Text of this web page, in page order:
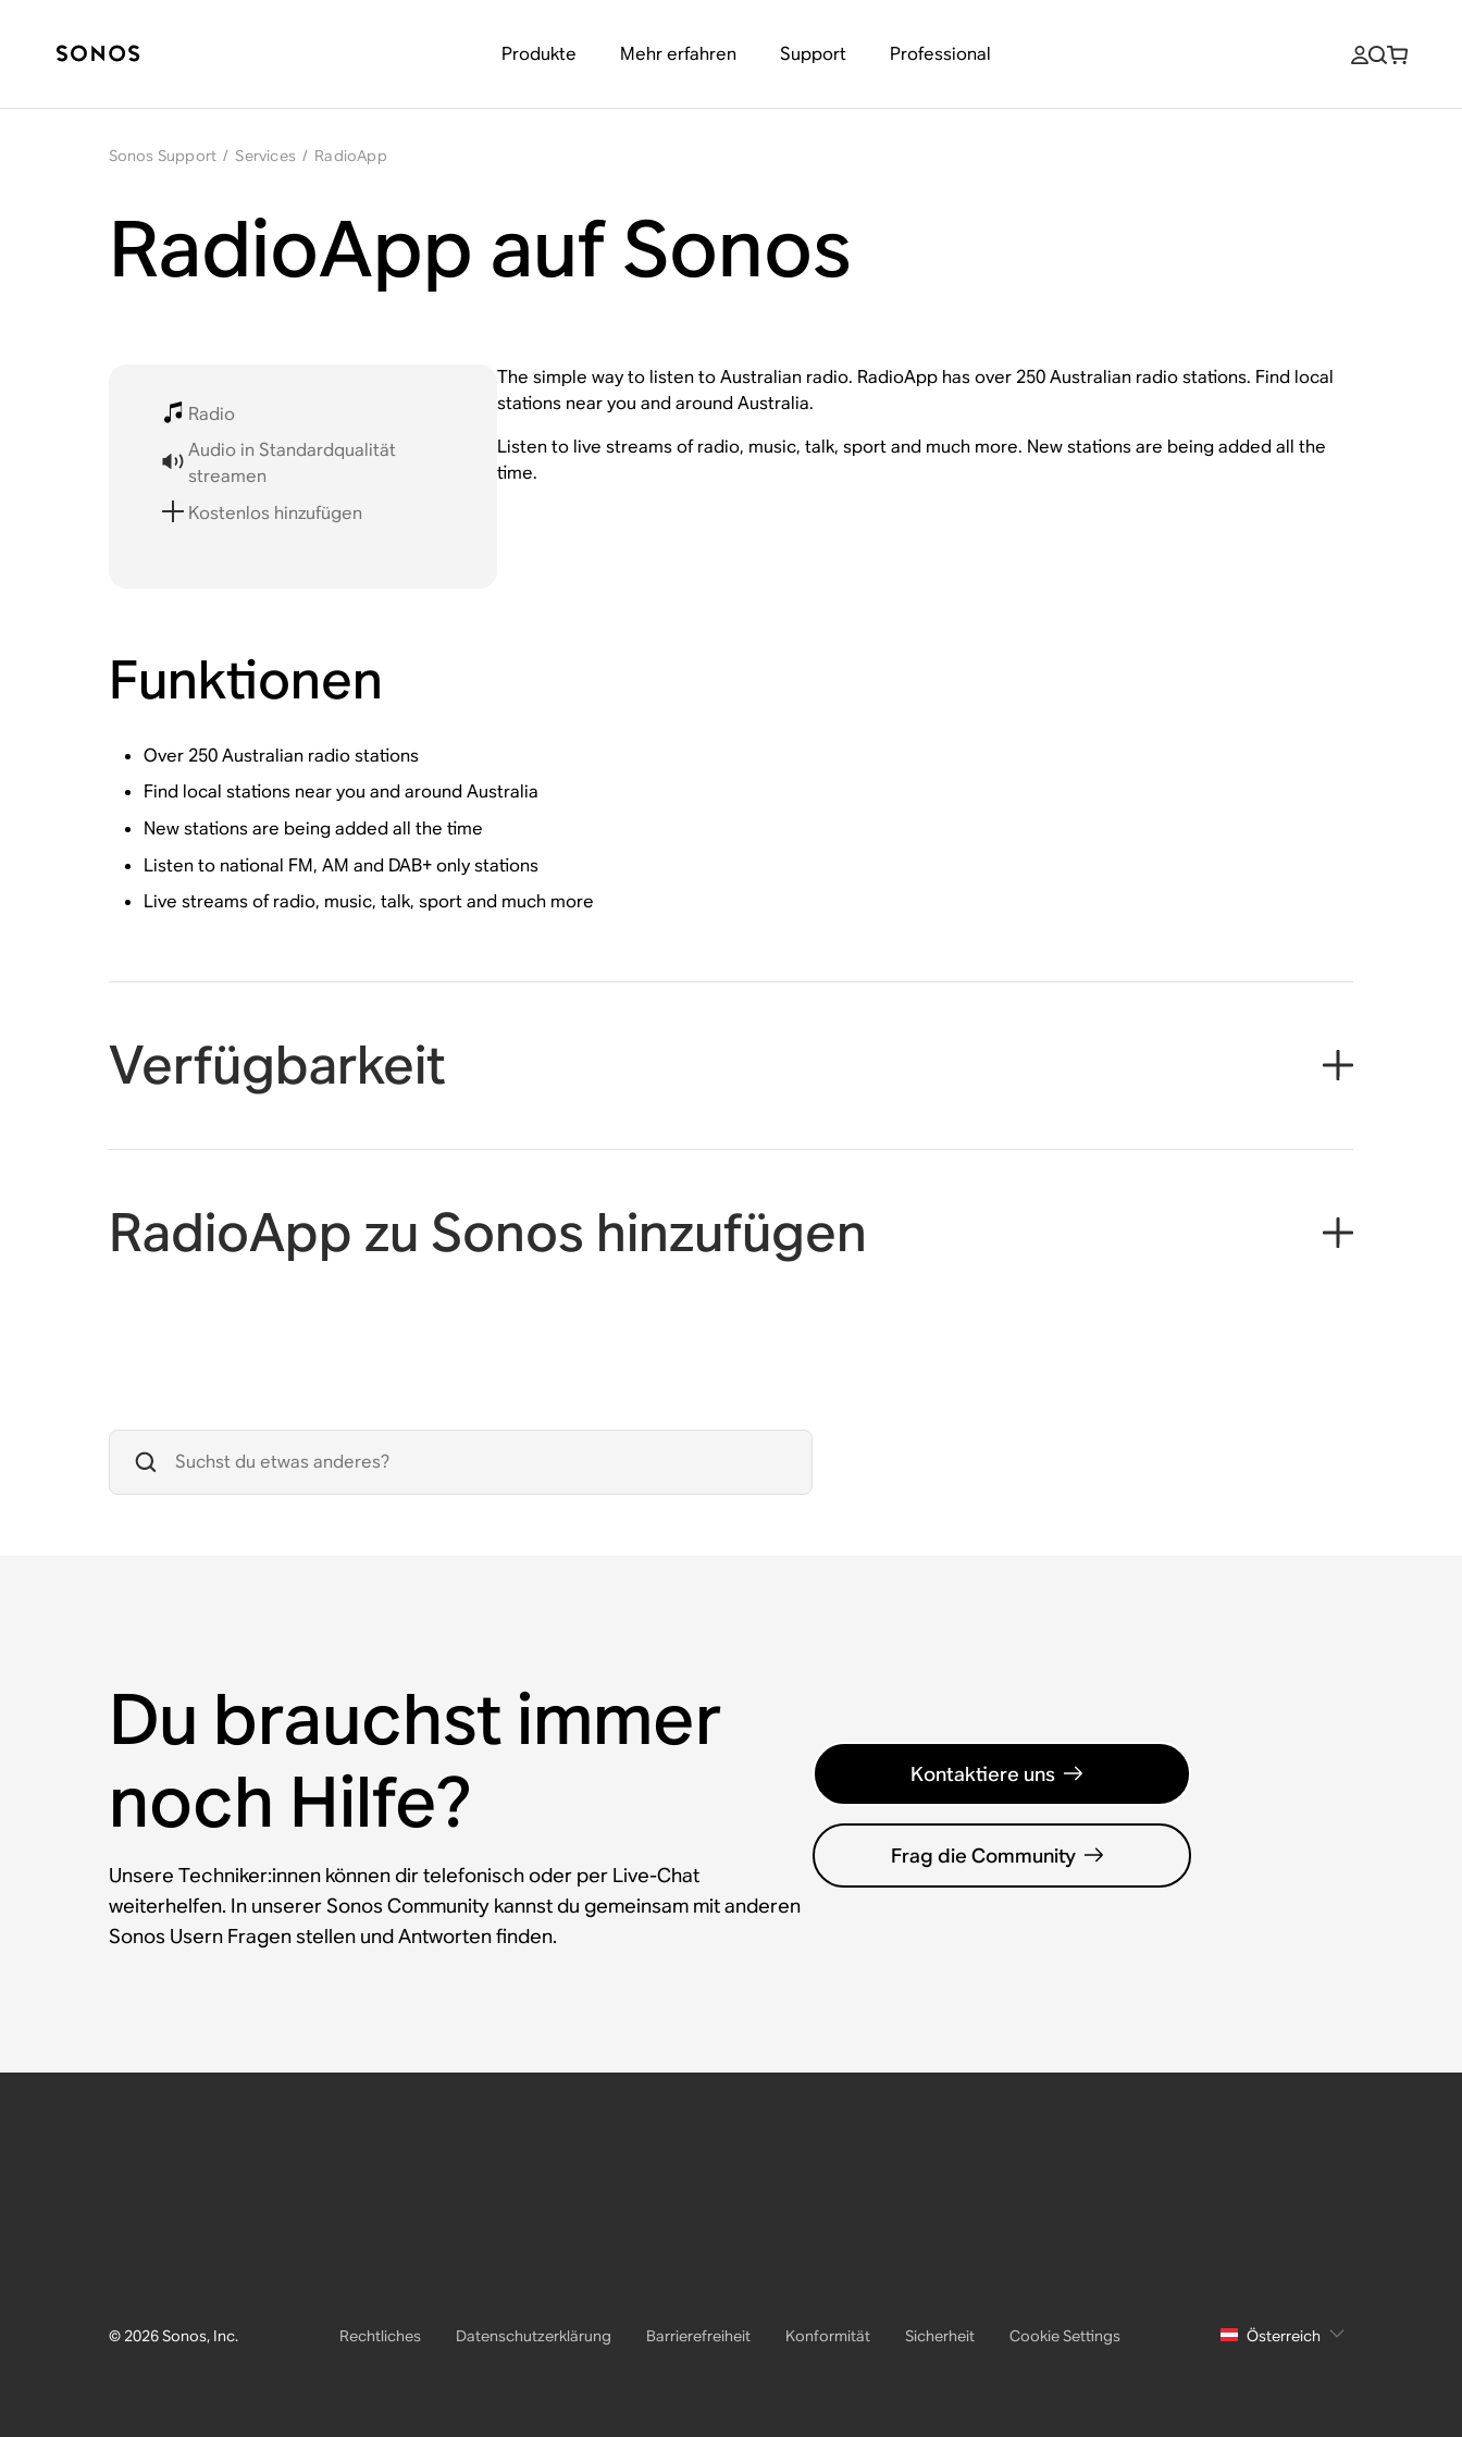
Produkte Mehr erfahren Support Professional
Sonos Support / Services / RadioApp
RadioApp auf Sonos
Radio
Audio in Standardqualität
streamen
Kostenlos hinzufügen
The simple way to listen to Australian radio. RadioApp has over 250 Australian radio stations. Find local
stations near you and around Australia.
Listen to live streams of radio, music, talk, sport and much more. New stations are being added all the
time.
Funktionen
Over 250 Australian radio stations
Find local stations near you and around Australia
New stations are being added all the time
Listen to national FM, AM and DAB+ only stations
Live streams of radio, music, talk, sport and much more
Verfügbarkeit
RadioApp zu Sonos hinzufügen
Du brauchst immer
noch Hilfe?
Unsere Techniker:innen können dir telefonisch oder per Live-Chat
weiterhelfen. In unserer Sonos Community kannst du gemeinsam mit anderen
Sonos Usern Fragen stellen und Antworten finden.
Kontaktiere uns
Frag die Community
© 2026 Sonos, Inc. Rechtliches Datenschutzerklärung Barrierefreiheit Konformität Sicherheit Cookie Settings Österreich